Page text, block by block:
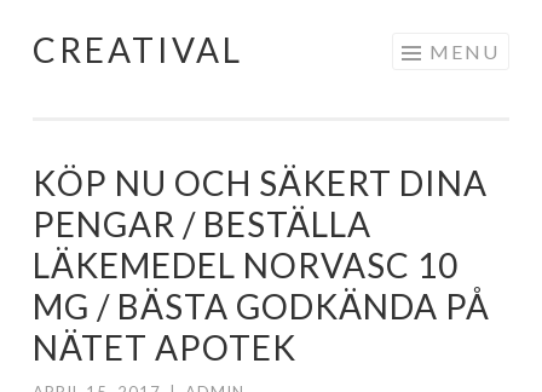
Skip
CREATIVAL MENU
KÖP NU OCH SÄKERT DINA
PENGAR / BESTÄLLA
LÄKEMEDEL NORVASC 10
MG / BÄSTA GODKÄNDA PÅ
NÄTET APOTEK